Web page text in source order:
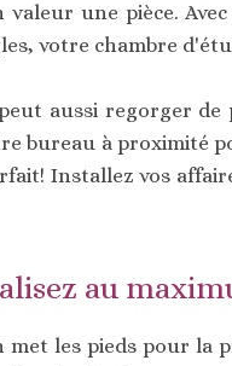
valeur une pièce.
votre chambre
aussi regorger de
bureau à proximité
Installez vos
au
met les pieds pour la